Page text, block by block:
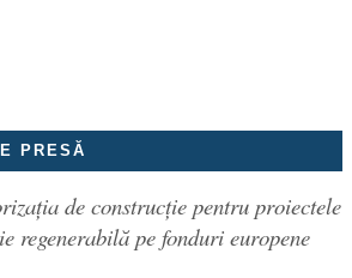
PRESĂ
de construcție pentru proiectele
regenerabilă pe fonduri europene